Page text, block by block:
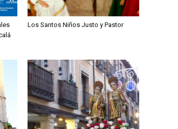
Los Santos Niños Justo y Pastor